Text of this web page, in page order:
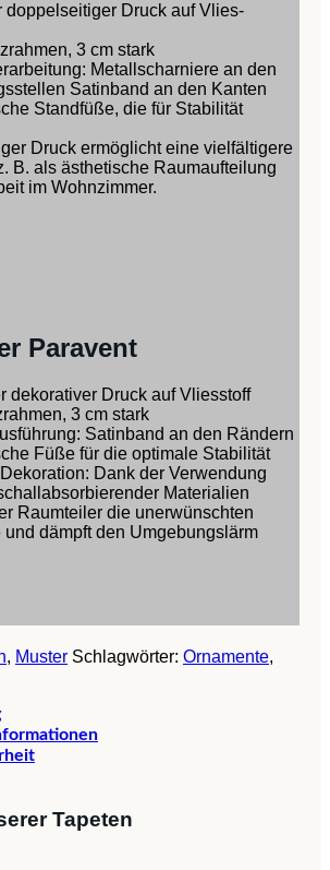
doppelseitiger Druck auf Vlies-
3 cm stark
Metallscharniere an den
Satinband an den Kanten
Standfüße, die für Stabilität
Druck ermöglicht eine vielfältigere
B. als ästhetische Raumaufteilung
im Wohnzimmer.
Paravent
dekorativer Druck auf Vliesstoff
3 cm stark
Satinband an den Rändern
Füße für die optimale Stabilität
Dank der Verwendung
Materialien
Raumteiler die unerwünschten
und dämpft den Umgebungslärm
, Muster Schlagwörter: Ornamente,
Tapeten